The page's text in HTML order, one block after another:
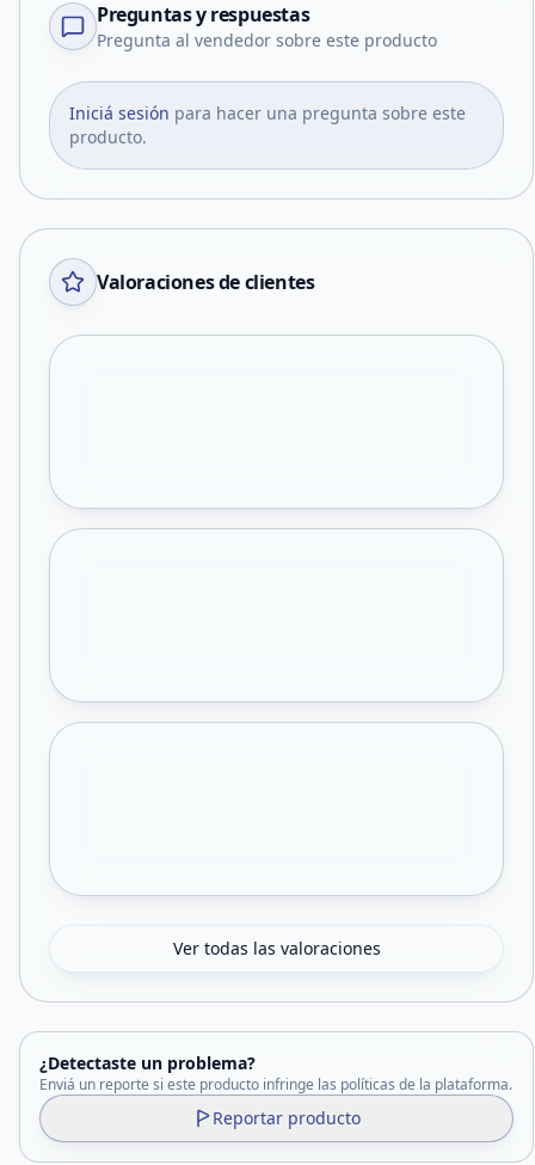
Preguntas y respuestas
Pregunta al vendedor sobre este producto
Iniciá sesión para hacer una pregunta sobre este
producto.
Valoraciones de clientes
Ver todas las valoraciones
¿Detectaste un problema?
Enviá un reporte si este producto infringe las políticas de la plataforma.
Reportar producto